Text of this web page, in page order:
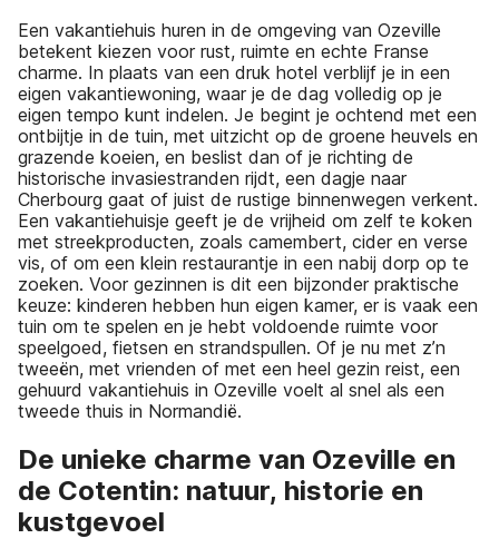
Een vakantiehuis huren in de omgeving van Ozeville
betekent kiezen voor rust, ruimte en echte Franse
charme. In plaats van een druk hotel verblijf je in een
eigen vakantiewoning, waar je de dag volledig op je
eigen tempo kunt indelen. Je begint je ochtend met een
ontbijtje in de tuin, met uitzicht op de groene heuvels en
grazende koeien, en beslist dan of je richting de
historische invasiestranden rijdt, een dagje naar
Cherbourg gaat of juist de rustige binnenwegen verkent.
Een vakantiehuisje geeft je de vrijheid om zelf te koken
met streekproducten, zoals camembert, cider en verse
vis, of om een klein restaurantje in een nabij dorp op te
zoeken. Voor gezinnen is dit een bijzonder praktische
keuze: kinderen hebben hun eigen kamer, er is vaak een
tuin om te spelen en je hebt voldoende ruimte voor
speelgoed, fietsen en strandspullen. Of je nu met z’n
tweeën, met vrienden of met een heel gezin reist, een
gehuurd vakantiehuis in Ozeville voelt al snel als een
tweede thuis in Normandië.
De unieke charme van Ozeville en
de Cotentin: natuur, historie en
kustgevoel